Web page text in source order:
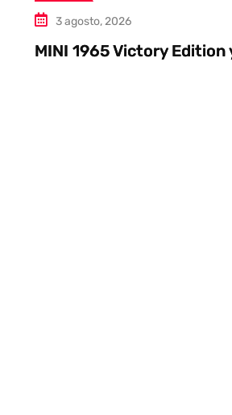
3 agosto, 2026
MINI 1965 Victory Edition y